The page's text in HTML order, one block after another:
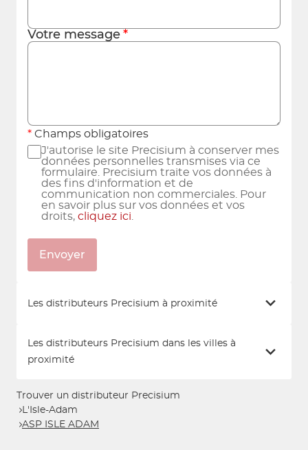
Votre message
Champs obligatoires
J'autorise le site Precisium à conserver mes
données personnelles transmises via ce
formulaire. Precisium traite vos données à
des fins d'information et de
communication non commerciales. Pour
en savoir plus sur vos données et vos
droits, cliquez ici
Envoyer
Les distributeurs Precisium à proximité
Les distributeurs Precisium dans les villes à
proximité
Trouver un distributeur Precisium
L'Isle-Adam
ASP ISLE ADAM